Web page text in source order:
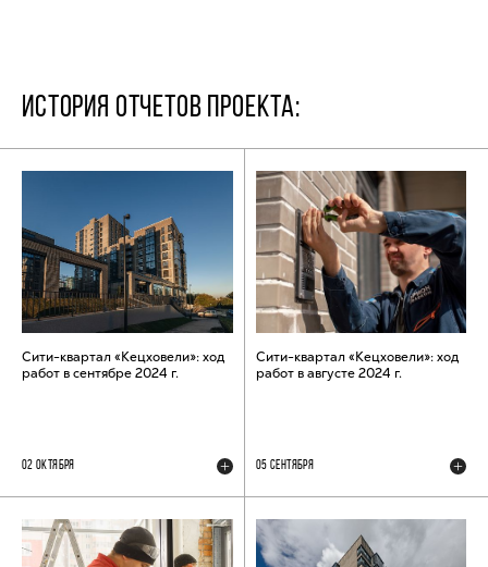
ИСТОРИЯ ОТЧЕТОВ ПРОЕКТА:
Сити-квартал «Кецховели»: ход
работ в сентябре 2024 г.
02 ОКТЯБРЯ
Сити-квартал «Кецховели»: ход
работ в августе 2024 г.
05 СЕНТЯБРЯ